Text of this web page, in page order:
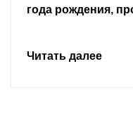
Читать далее